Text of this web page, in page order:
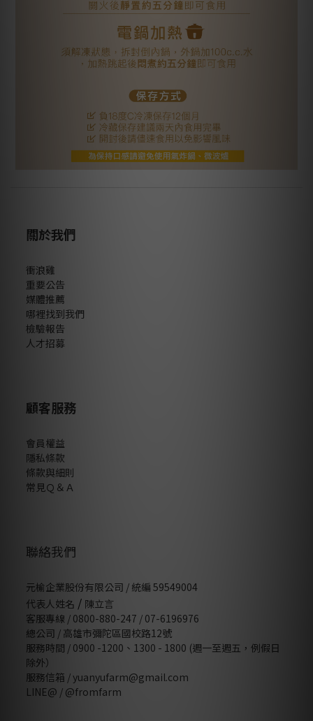
關於我們
衝浪雞
重要公告
媒體推薦
哪裡找到我們
檢驗報告
人才招募
顧客服務
會員權益
隱私條款
條款與細則
常見Ｑ＆Ａ
聯絡我們
元榆企業股份有限公司 / 統編 59549004
代表人姓名 / 陳立言
客服專線 / 0800-880-247 / 07-6196976
總公司 / 高雄市彌陀區國校路12號
服務時間 / 0900 -1200、1300 - 1800 (週一至週五，例假日
除外）
服務信箱 / yuanyufarm@gmail.com
LINE@ / @fromfarm